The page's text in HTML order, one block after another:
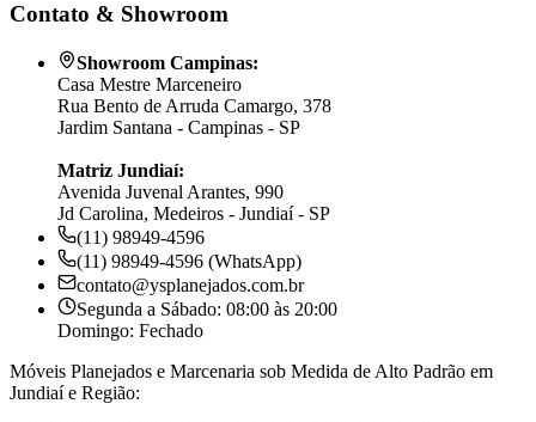
Contato & Showroom
Showroom Campinas:
Casa Mestre Marceneiro
Rua Bento de Arruda Camargo, 378
Jardim Santana - Campinas - SP
Matriz Jundiaí:
Avenida Juvenal Arantes, 990
Jd Carolina, Medeiros - Jundiaí - SP
(11) 98949-4596
(11) 98949-4596 (WhatsApp)
contato@ysplanejados.com.br
Segunda a Sábado: 08:00 às 20:00
Domingo: Fechado
Móveis Planejados e Marcenaria sob Medida de Alto Padrão em
Jundiaí e Região: